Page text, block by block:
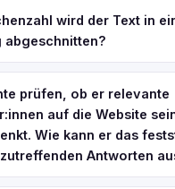
wird der Text in
abgeschnitten?
prüfen, ob er relevante
auf die Website
Wie kann er das
Antworten